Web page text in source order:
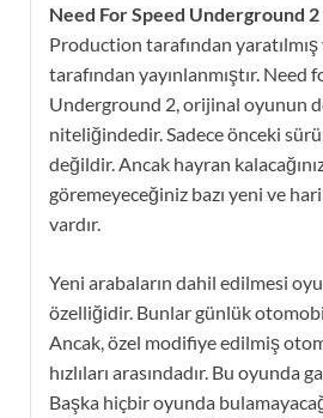
Need For Speed ​​Underground 2
Production tarafından
tarafından yayınlanmıştır. Need
Underground 2, orijinal oyunun
niteliğindedir. Sadece önceki
değildir. Ancak hayran
göremeyeceğiniz bazı yeni ve
vardır.
Yeni arabaların dahil edilmesi
özelliğidir. Bunlar günlük
Ancak, özel modifiye edilmiş
hızlıları arasındadır. Bu oyunda
Başka hiçbir oyunda